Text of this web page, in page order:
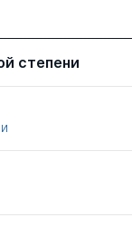
степени